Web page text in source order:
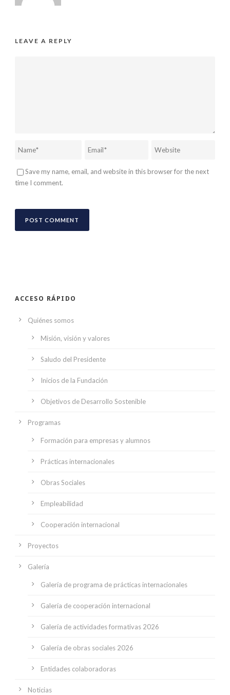
LEAVE A REPLY
Save my name, email, and website in this browser for the next
time I comment.
ACCESO RÁPIDO
Quiénes somos
Misión, visión y valores
Saludo del Presidente
Inicios de la Fundación
Objetivos de Desarrollo Sostenible
Programas
Formación para empresas y alumnos
Prácticas internacionales
Obras Sociales
Empleabilidad
Cooperación internacional
Proyectos
Galería
Galería de programa de prácticas internacionales
Galería de cooperación internacional
Galería de actividades formativas 2026
Galería de obras sociales 2026
Entidades colaboradoras
Noticias